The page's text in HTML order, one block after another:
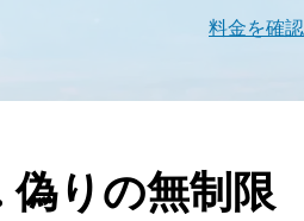
料金を確認
偽りの無制限